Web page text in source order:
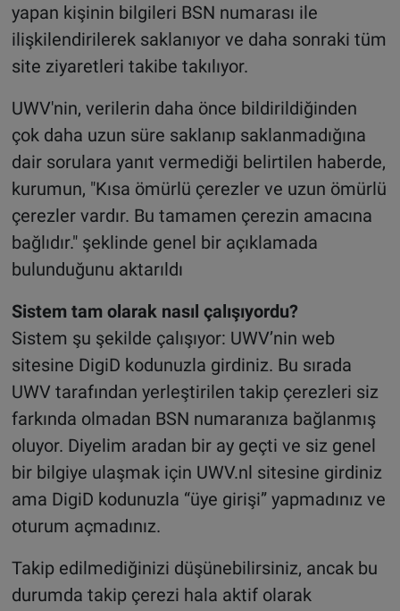
yapan kişinin bilgileri BSN numarası ile
ilişkilendirilerek saklanıyor ve daha sonraki tüm
site ziyaretleri takibe takılıyor.
UWV'nin, verilerin daha önce bildirildiğinden
çok daha uzun süre saklanıp saklanmadığına
dair sorulara yanıt vermediği belirtilen haberde,
kurumun, "Kısa ömürlü çerezler ve uzun ömürlü
çerezler vardır. Bu tamamen çerezin amacına
bağlıdır." şeklinde genel bir açıklamada
bulunduğunu aktarıldı
Sistem tam olarak nasıl çalışıyordu?
Sistem şu şekilde çalışıyor: UWV’nin web
sitesine DigiD kodunuzla girdiniz. Bu sırada
UWV tarafından yerleştirilen takip çerezleri siz
farkında olmadan BSN numaranıza bağlanmış
oluyor. Diyelim aradan bir ay geçti ve siz genel
bir bilgiye ulaşmak için UWV.nl sitesine girdiniz
ama DigiD kodunuzla “üye girişi” yapmadınız ve
oturum açmadınız.
Takip edilmediğinizi düşünebilirsiniz, ancak bu
durumda takip çerezi hala aktif olarak